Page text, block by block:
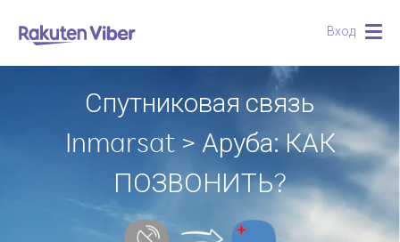
Вход
Спутниковая связь
Inmarsat > Аруба: КАК
ПОЗВОНИТЬ?